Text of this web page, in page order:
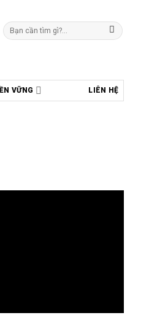
Tìm
kiếm:
VỮNG LIÊN HỆ